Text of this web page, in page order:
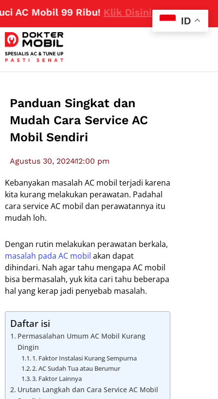
Mobil 99 Ribu!Klik Disini
Panduan Singkat dan
Mudah Cara Service AC
Mobil Sendiri
Agustus 30, 202412:00 pm
Kebanyakan masalah AC mobil terjadi karena
kita kurang melakukan perawatan. Padahal
cara service AC mobil dan perawatannya itu
mudah loh.
Dengan rutin melakukan perawatan berkala,
masalah pada AC mobil akan dapat
dihindari. Nah agar tahu mengapa AC mobil
bisa bermasalah, yuk kita cari tahu beberapa
hal yang kerap jadi penyebab masalah.
Daftar isi
Permasalahan Umum AC Mobil Kurang
Dingin
1. Faktor Instalasi Kurang Sempurna
2. AC Sudah Tua atau Berumur
3. Faktor Lainnya
Urutan Langkah dan Cara Service AC Mobil
ID